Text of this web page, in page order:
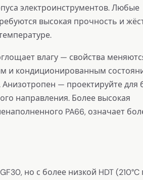
электроинструментов. Любые
высокая прочность и
влагу — свойства
и кондиционированным
— проектируйте для
направления. Более высокая
PA66, означает
но с более низкой HDT